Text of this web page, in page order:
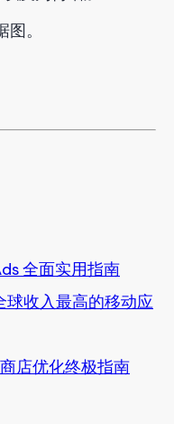
图。
全面实用指南
球收入最高的移动应
店优化终极指南